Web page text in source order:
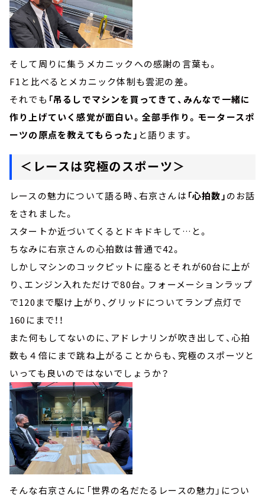
そして周りに集うメカニックへの感謝の言葉も。
F1と比べるとメカニック体制も雲泥の差。
それでも 「吊るしでマシンを買ってきて、みんなで一緒に
作り上げていく感覚が面白い。全部手作り。モータースポ
ーツの原点を教えてもらった」 と語ります。
＜レースは究極のスポーツ＞
レースの魅力について語る時、右京さんは 「心拍数」のお話
をされました。
スタートか近づいてくるとドキドキして…と。
ちなみに右京さんの心拍数は普通で42。
しかしマシンのコックピットに座るとそれが60台に上が
り、エンジン入れただけで80台。フォーメーションラップ
で120まで駆け上がり、グリッドについてランプ点灯で
160にまで！！
また何もしてないのに、アドレナリンが吹き出して、心拍
数も４倍にまで跳ね上がることからも、究極のスポーツと
いっても良いのではないでしょうか？
そんな右京さんに「世界の名だたるレースの魅力」につい